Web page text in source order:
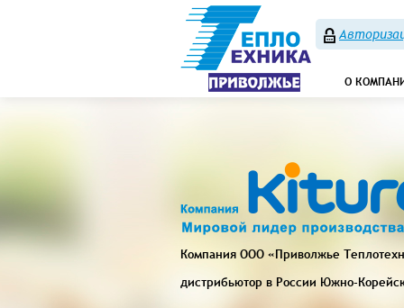
О
Компания ООО «Приволжье
дистрибьютор в России Южно-